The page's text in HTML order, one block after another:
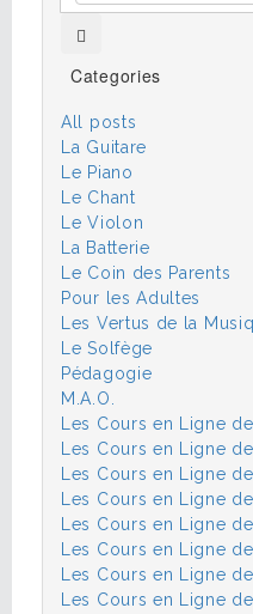
Categories
All posts
La Guitare
Le Piano
Le Chant
Le Violon
La Batterie
Le Coin des Parents
Pour les Adultes
Les Vertus de la
Le Solfège
Pédagogie
M.A.O.
Les Cours en Ligne
Les Cours en Ligne
Les Cours en Ligne
Les Cours en Ligne
Les Cours en Ligne
Les Cours en Ligne
Les Cours en Ligne
Les Cours en Ligne